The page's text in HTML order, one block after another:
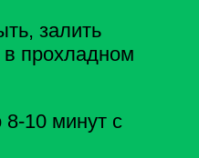
залить
прохладном
10 минут с